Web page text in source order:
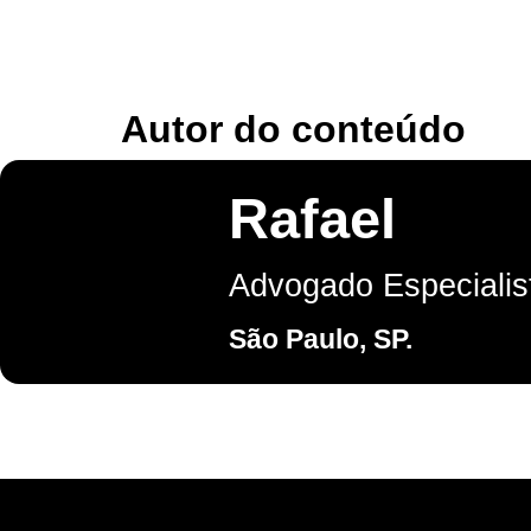
Autor do conteúdo​
Rafael
Advogado
São Paulo, SP.